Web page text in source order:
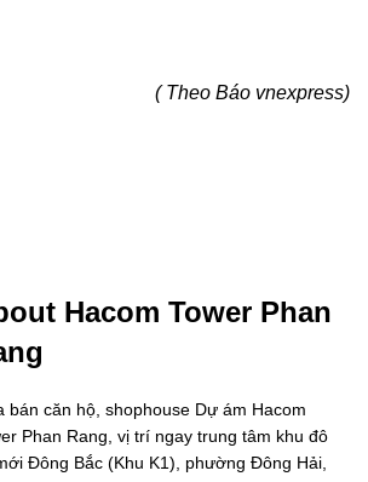
( Theo Báo vnexpress)
Hacom Tower Phan
bán căn hộ, shophouse Dự ám Hacom
Phan Rang, vị trí ngay trung tâm khu đô
Đông Bắc (Khu K1), phường Đông Hải,